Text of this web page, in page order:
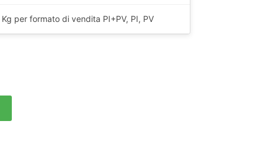
Kg per formato di vendita PI+PV, PI, PV